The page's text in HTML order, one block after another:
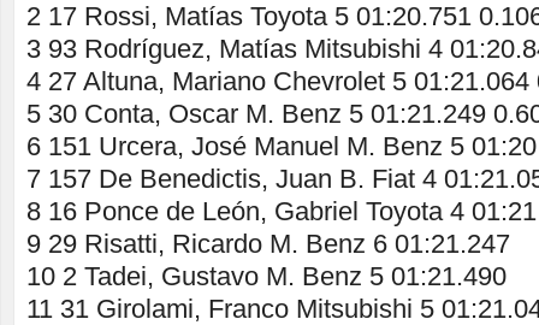
2 17 Rossi, Matías Toyota 5 01:20.751
3 93 Rodríguez, Matías Mitsubishi 4
4 27 Altuna, Mariano Chevrolet 5 01:21.064
5 30 Conta, Oscar M. Benz 5 01:21.249
6 151 Urcera, José Manuel M. Benz 5
7 157 De Benedictis, Juan B. Fiat 4
8 16 Ponce de León, Gabriel Toyota 4
9 29 Risatti, Ricardo M. Benz 6 01:21.247
10 2 Tadei, Gustavo M. Benz 5 01:21.490
11 31 Girolami, Franco Mitsubishi 5